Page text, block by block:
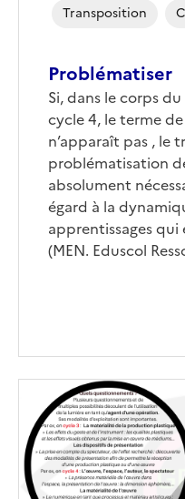
Problématiser
Si, dans le corps
cycle 4, le terme
n’apparaît pas , le
problématisation
absolument
égard à la
apprentissages
(MEN. Eduscol
Transposition